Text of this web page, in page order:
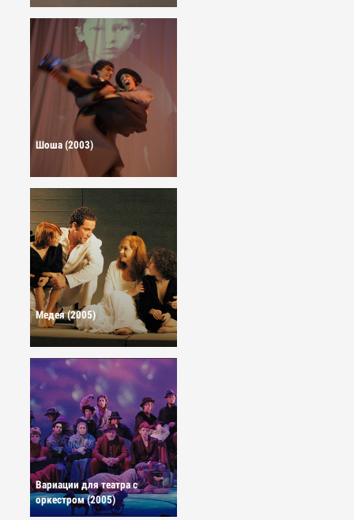
Шоша (2003)
Медея (2005)
Вариации для театра с
оркестром (2005)